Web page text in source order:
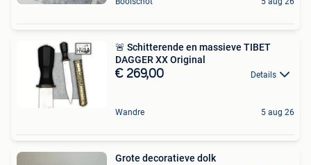
🚨 Schitterende en massieve TIBET
DAGGER XX Original
€ 269,00 Details
Wandre 5 aug 26
Grote decoratieve dolk